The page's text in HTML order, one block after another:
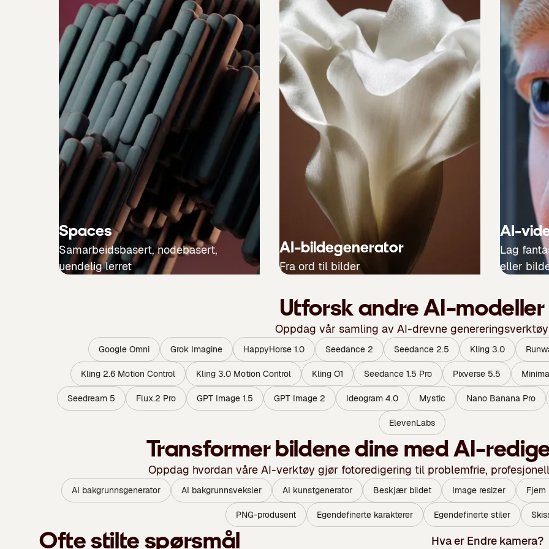
Spaces
Samarbeidsbasert, nodebasert,
uendelig lerret
AI-bildegenerator
Fra ord til bilder
AI-
Lag
eller
Utforsk andre AI-modeller
Oppdag vår samling av AI-drevne genereringsverktøy
Google Omni Grok Imagine HappyHorse 1.0 Seedance 2 Seedance 2.5 Kling 3.0
Kling 2.6 Motion Control Kling 3.0 Motion Control Kling O1 Seedance 1.5 Pro Pixverse 5.5
Seedream 5 Flux.2 Pro GPT Image 1.5 GPT Image 2 Ideogram 4.0 Mystic Nano Banana Pro
ElevenLabs
Transformer bildene dine med AI-
Oppdag hvordan våre AI-verktøy gjør fotoredigering til problemfrie,
AI bakgrunnsgenerator AI bakgrunnsveksler AI kunstgenerator Beskjær bildet Image resizer Fjern
PNG-produsent Egendefinerte karakterer Egendefinerte stiler
Ofte stilte spørsmål Hva er Endre kamera?